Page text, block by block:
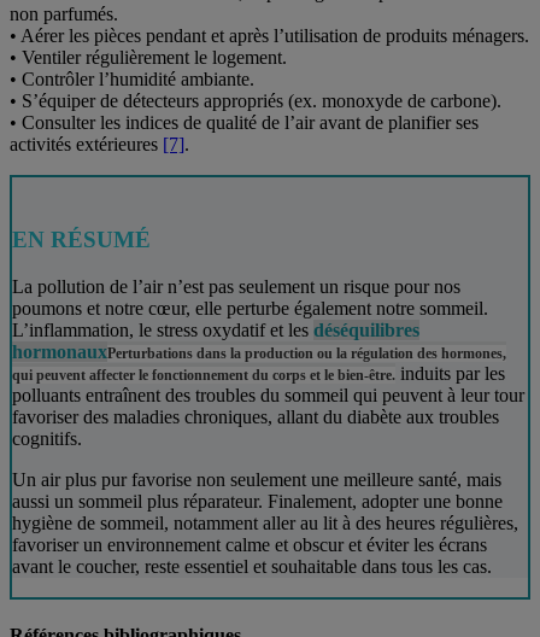
non parfumés.
• Aérer les pièces pendant et après l’utilisation de produits ménagers.
• Ventiler régulièrement le logement.
• Contrôler l’humidité ambiante.
• S’équiper de détecteurs appropriés (ex. monoxyde de carbone).
• Consulter les indices de qualité de l’air avant de planifier ses
activités extérieures [7].
EN RÉSUMÉ
La pollution de l’air n’est pas seulement un risque pour nos
poumons et notre cœur, elle perturbe également notre sommeil.
L’inflammation, le stress oxydatif et les déséquilibres
hormonauxPerturbations dans la production ou la régulation des hormones,
qui peuvent affecter le fonctionnement du corps et le bien-être. induits par les
polluants entraînent des troubles du sommeil qui peuvent à leur tour
favoriser des maladies chroniques, allant du diabète aux troubles
cognitifs.
Un air plus pur favorise non seulement une meilleure santé, mais
aussi un sommeil plus réparateur. Finalement, adopter une bonne
hygiène de sommeil, notamment aller au lit à des heures régulières,
favoriser un environnement calme et obscur et éviter les écrans
avant le coucher, reste essentiel et souhaitable dans tous les cas.